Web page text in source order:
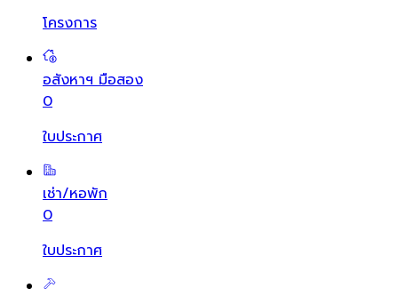
โครงการ
อสังหาฯ มือสอง
0
ใบประกาศ
เช่า/หอพัก
0
ใบประกาศ